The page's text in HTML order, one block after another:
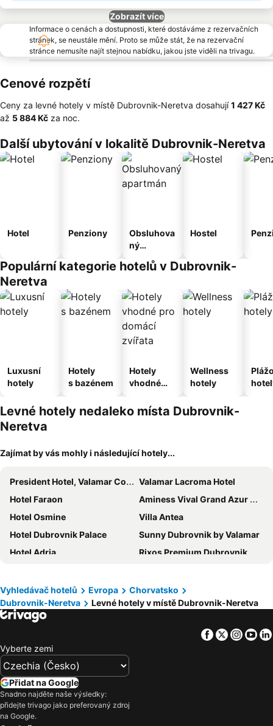
Zobrazít více
Informace o cenách a dostupnosti, které dostáváme z rezervačních
stránek, se neustále mění. Proto se může stát, že na rezervační
stránce nemusíte najít stejnou nabídku, jakou jste viděli na trivagu.
Cenové rozpětí
Ceny za levné hotely v místě Dubrovnik-Neretva dosahují‎1 427 Kč
až ‎5 884 Kč za noc.
Další ubytování v lokalitě Dubrovnik-Neretva
Hotel Penziony
Obsluhova
ný
Hostel
Populární kategorie hotelů v Dubrovnik-
Neretva
Luxusní
hotely
Hotely
s bazénem
Hotely
vhodné
domácí
zvířata
Wellness
hotely
Levné hotely nedaleko místa Dubrovnik-
Neretva
Zajímat by vás mohly i následující hotely...
President Hotel, Valamar Collection
Valamar Lacroma Hotel
Hotel Faraon
Aminess Vival Grand Azur Hotel
Hotel Osmine
Villa Antea
Hotel Dubrovnik Palace
Sunny Dubrovnik by Valamar
Hotel Adria
Rixos Premium Dubrovnik
Hilton Imperial Dubrovnik
Port 9 Apartments
Hotel Tolero
Aminess Lume Hotel
Admiral Grand Hotel
Orsan Maradiso Hotel by Aminess
Remisens Hotel Albatros
Hotel More
Rooms Sb
Hotel Bellevue Dubrovnik
Vyhledávač hotelů Evropa
Chorvatsko
Dubrovnik-Neretva
Levné hotely v místě Dubrovnik-Neretva
Facebook
Twitter
Vyberte zemi
Přidat na Google
Snadno najděte naše výsledky:
přidejte trivago jako preferovaný zdroj
na Google.